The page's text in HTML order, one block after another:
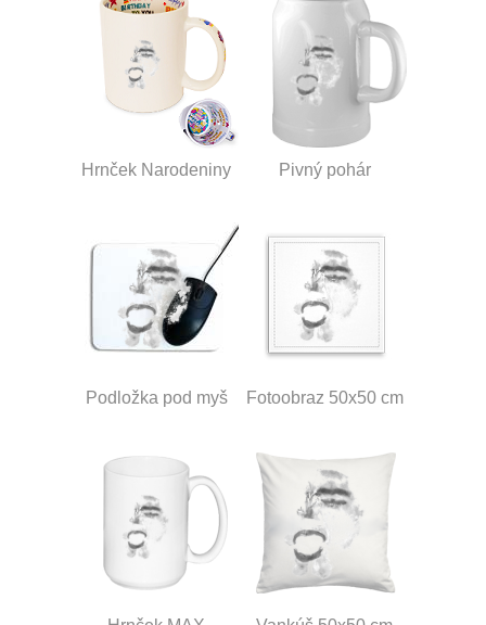
Hrnček Narodeniny Pivný pohár
Podložka pod myš Fotoobraz 50x50 cm